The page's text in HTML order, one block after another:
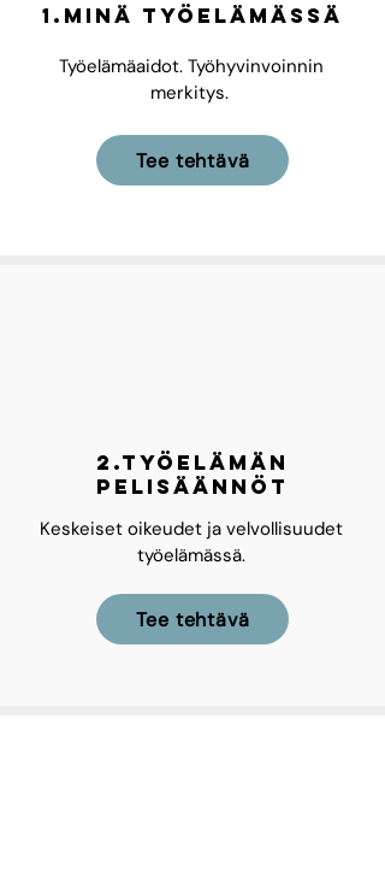
1.Minä työelämässä
Työelämäaidot. Työhyvinvoinnin
merkitys.
Tee tehtävä
2.Työelämän
pelisäännöt
Keskeiset oikeudet ja velvollisuudet
työelämässä.
Tee tehtävä